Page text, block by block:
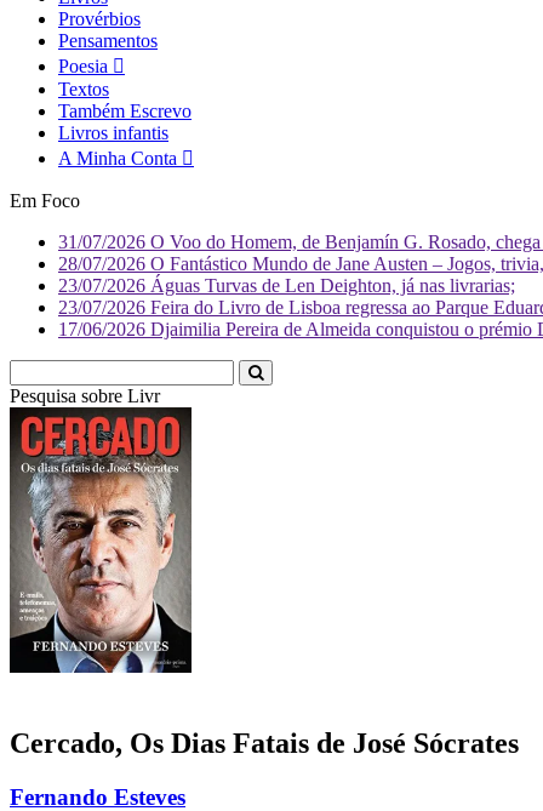
Provérbios
Pensamentos
Poesia
Textos
Também Escrevo
Livros infantis
A Minha Conta
Em Foco
31/07/2026 O Voo do Homem, de Benjamín G. Rosado,
28/07/2026 O Fantástico Mundo de Jane Austen – Jogos,
23/07/2026 Águas Turvas de Len Deighton, já nas livrarias;
23/07/2026 Feira do Livro de Lisboa regressa ao Parque
17/06/2026 Djaimilia Pereira de Almeida conquistou o
Pesquisa sobre Literatura
Cercado, Os Dias Fatais de José Sócrates
Fernando Esteves